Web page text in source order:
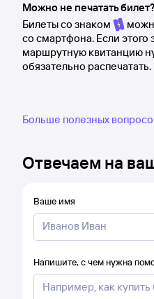
Можно не печатать билет?
Билеты со знаком
со смартфона. Если этого
маршрутную квитанцию
обязательно распечатать.
Больше полезных
Отвечаем на
Ваше имя
Напишите, с чем нужна